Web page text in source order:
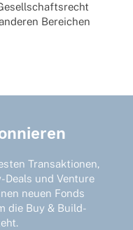
Berei­chen
Transaktionen,
Deals und Venture
neuen Fonds
die Buy & Build-